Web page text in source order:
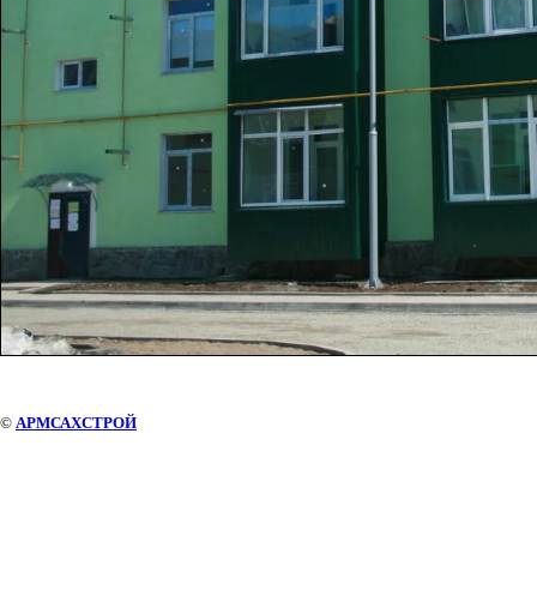
© АРМСАХСТРОЙ